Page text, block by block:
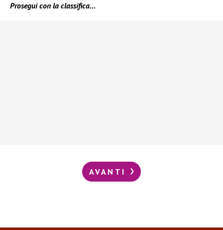
Prosegui con la classifica…
AVANTI